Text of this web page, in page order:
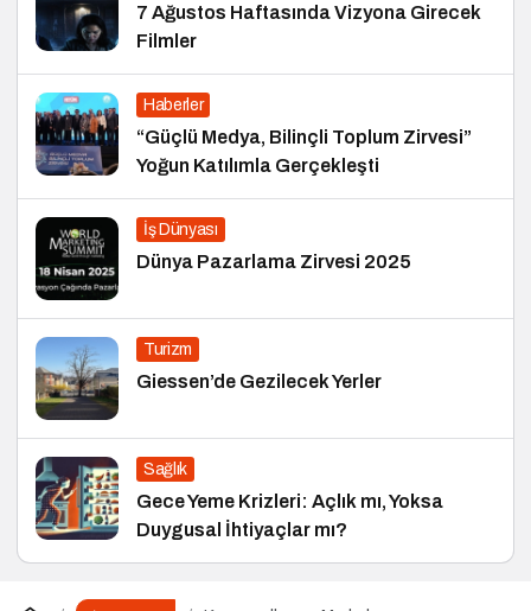
7 Ağustos Haftasında Vizyona Girecek
Filmler
Haberler
“Güçlü Medya, Bilinçli Toplum Zirvesi”
Yoğun Katılımla Gerçekleşti
İş Dünyası
Dünya Pazarlama Zirvesi 2025
Turizm
Giessen’de Gezilecek Yerler
Sağlık
Gece Yeme Krizleri: Açlık mı, Yoksa
Duygusal İhtiyaçlar mı?